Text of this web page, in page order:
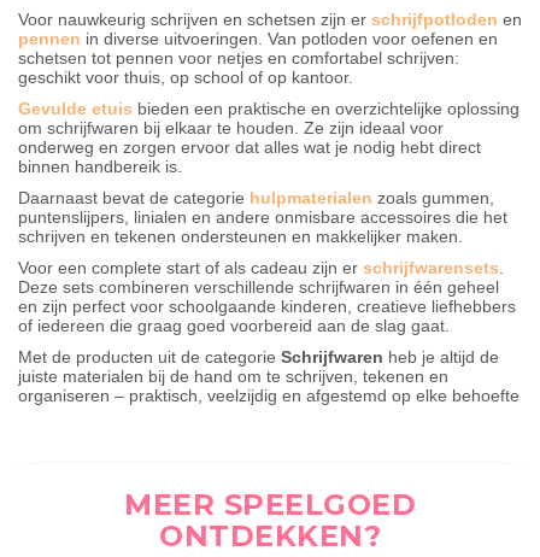
Voor nauwkeurig schrijven en schetsen zijn er schrijfpotloden en
pennen in diverse uitvoeringen. Van potloden voor oefenen en
schetsen tot pennen voor netjes en comfortabel schrijven:
geschikt voor thuis, op school of op kantoor.
Gevulde etuis bieden een praktische en overzichtelijke oplossing
om schrijfwaren bij elkaar te houden. Ze zijn ideaal voor
onderweg en zorgen ervoor dat alles wat je nodig hebt direct
binnen handbereik is.
Daarnaast bevat de categorie hulpmaterialen zoals gummen,
puntenslijpers, linialen en andere onmisbare accessoires die het
schrijven en tekenen ondersteunen en makkelijker maken.
Voor een complete start of als cadeau zijn er schrijfwarensets.
Deze sets combineren verschillende schrijfwaren in één geheel
en zijn perfect voor schoolgaande kinderen, creatieve liefhebbers
of iedereen die graag goed voorbereid aan de slag gaat.
Met de producten uit de categorie Schrijfwaren heb je altijd de
juiste materialen bij de hand om te schrijven, tekenen en
organiseren – praktisch, veelzijdig en afgestemd op elke behoefte
MEER SPEELGOED
ONTDEKKEN?